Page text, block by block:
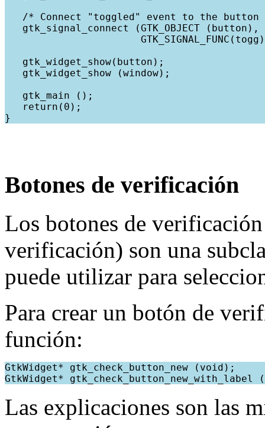
/* Connect "toggled" event to the
gtk_signal_connect (GTK_OBJECT (button),
   gtk_widget_show(button);
   gtk_widget_show (window);
   gtk_main ();
   return(0);
}
Botones de verificación
Los botones de
verificación) son una
puede utilizar para
Para crear un botón de
función:
GtkWidget* gtk_check_button_new (void);
GtkWidget*
Las explicaciones son las